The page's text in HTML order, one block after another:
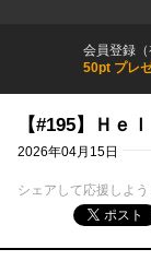
会員登録
50pt プレ
【#195】Ｈｅ
2026年04月15日
シェアして応援しよう
ポスト